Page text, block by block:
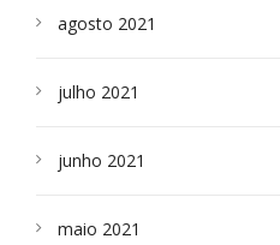
agosto 2021
julho 2021
junho 2021
maio 2021